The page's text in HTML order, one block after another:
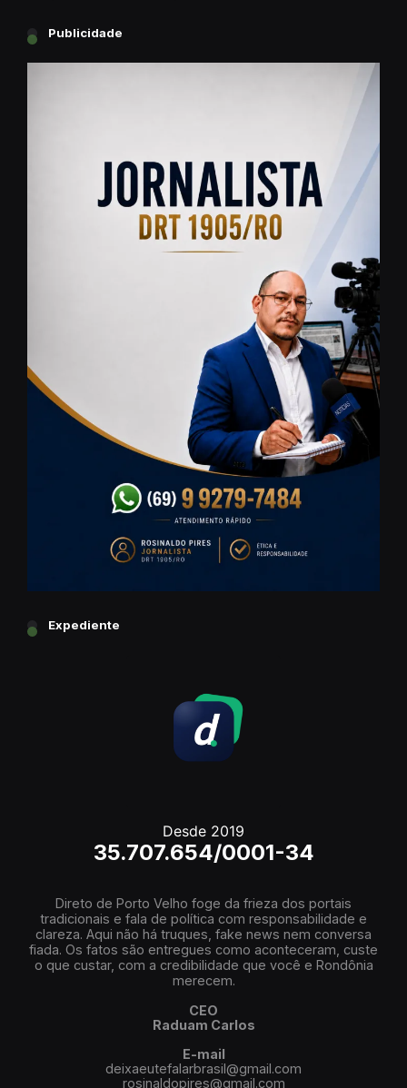
Publicidade
Expediente
Desde 2019
35.707.654/0001-34
Direto de Porto Velho foge da frieza dos portais
tradicionais e fala de política com responsabilidade e
clareza. Aqui não há truques, fake news nem conversa
fiada. Os fatos são entregues como aconteceram, custe
o que custar, com a credibilidade que você e Rondônia
merecem.
CEO
Raduam Carlos
E-mail
deixaeutefalarbrasil@gmail.com
rosinaldopires@gmail.com